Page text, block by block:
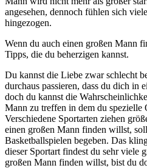
angesehen, dennoch fühlen sich
hingezogen.
Wenn du auch einen großen Mann
Tipps, die du beherzigen kannst.
Du kannst die Liebe zwar schlecht
durchaus passieren, dass du dich in
doch du kannst die
Mann zu treffen in dem du spezielle
Verschiedene Sportarten ziehen
einen großen Mann finden willst,
Basketballspielen begeben. Das
dieser Sportart findest du sehr viele
großen Mann finden willst, bist du